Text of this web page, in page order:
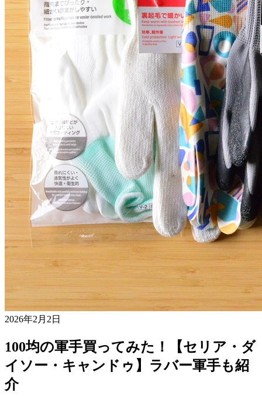
2026年2月2日
100均の軍手買ってみた！【セリア・ダ
イソー・キャンドゥ】ラバー軍手も紹
介